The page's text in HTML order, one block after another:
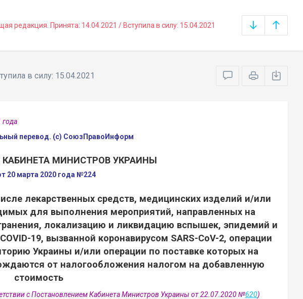
редакция. Принята: 14.04.2021 / Вступила в силу: 15.04.2021
в силу: 15.04.2021
года
перевод. (с) СоюзПравоИнформ
МИНИСТРОВ УКРАИНЫ
20 марта 2020 года №224
лекарственных средств, медицинских изделий и/или
для выполнения мероприятий, направленных на
локализацию и ликвидацию вспышек, эпидемий и
19, вызванной коронавирусом SARS-CoV-2, операции
Украины и/или операции по поставке которых на
от налогообложения налогом на добавленную
стоимость
с Постановлением Кабинета Министров Украины от 22.07.2020 №620)